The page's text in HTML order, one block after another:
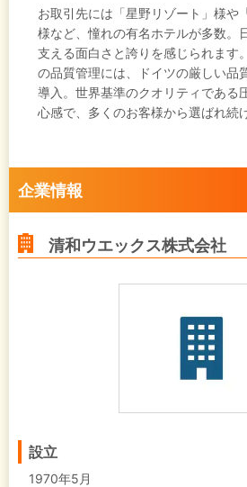
お取引先には「星野リゾート」様や
様など、憧れの有名ホテルが多数。
支える面白さと誇りを感じられます
の品質管理には、ドイツの厳しい品
導入。世界基準のクオリティである
心感で、多くのお客様から選ばれ続
企業情報
清和ウエックス株式会社
設立
1970年5月